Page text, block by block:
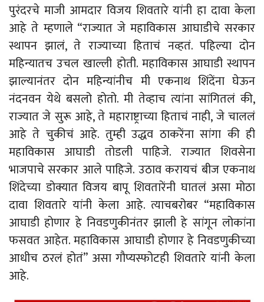
पुरंदरचे माजी आमदार विजय शिवतारे यांनी हा दावा केला
आहे ते म्हणाले “राज्यात जे महाविकास आघाडीचे सरकार
स्थापन झालं, ते राज्याच्या हिताचं नव्हतं. पहिल्या दोन
महिन्यातच उचल खाल्ली होती. महाविकास आघाडी स्थापन
झाल्यानंतर दोन महिन्यांनीच मी एकनाथ शिंदेंना घेऊन
नंदनवन येथे बसलो होतो. मी तेव्हाच त्यांना सांगितलं की,
राज्यात जे सुरू आहे, ते महाराष्ट्राच्या हिताचं नाही, जे चाललं
आहे ते चुकीचं आहे. तुम्ही उद्धव ठाकरेंना सांगा की ही
महाविकास आघाडी तोडली पाहिजे. राज्यात शिवसेना
भाजपाचे सरकार आले पाहिजे. उठाव करायचं बीज एकनाथ
शिंदेच्या डोक्यात विजय बापू शिवतारेंनी घातलं असा मोठा
दावा शिवतारे यांनी केला आहे. त्याचबरोबर “महाविकास
आघाडी होणार हे निवडणुकीनंतर झाली हे सांगून लोकांना
फसवत आहेत. महाविकास आघाडी होणार हे निवडणुकीच्या
आधीच ठरलं होतं” असा गाैप्यस्फोटही शिवतारे यांनी केला
आहे.